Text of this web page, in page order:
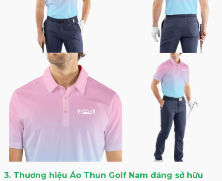
3. Thương hiệu Áo Thun Golf Nam đáng sở hữu